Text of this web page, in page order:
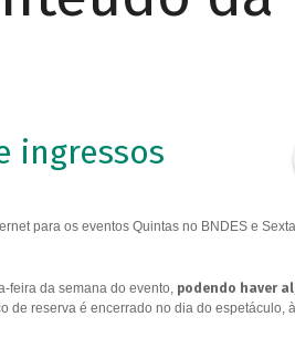
ingressos
para os eventos Quintas no BNDES e
feira da semana do evento, podendo haver
de reserva é encerrado no dia do espetáculo,